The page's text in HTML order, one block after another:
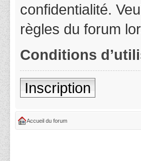
confidentialité.
règles du forum
Conditions
Inscription
Accueil du forum